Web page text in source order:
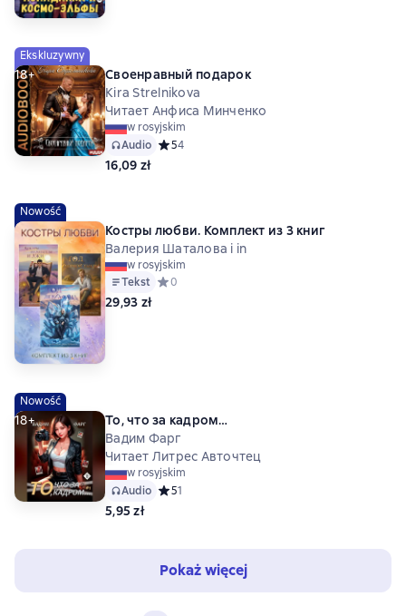
Ekskluzywny
18+
Своенравный подарок
Kira Strelnikova
Читает Анфиса Минченко
w rosyjskim
Audio Средний рейтинг 5 на основе 4 оценок
54
16,09 zł
Nowość
Костры любви. Комплект из 3 книг
Валерия Шаталова i in
w rosyjskim
Tekst Средний рейтинг 0 на основе 0 оценок
0
29,93 zł
Nowość
18+
То, что за кадром…
Вадим Фарг
Читает Литрес Авточтец
w rosyjskim
Audio Средний рейтинг 5 на основе 1 оценок
51
5,95 zł
Pokaż więcej